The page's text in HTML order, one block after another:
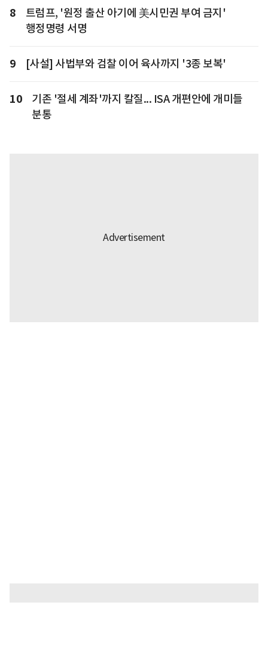
8
트럼프, '원정 출산 아기에 美시민권 부여 금지'
행정명령 서명
9 [사설] 사법부와 검찰 이어 육사까지 '3종 보복'
10
기존 '절세 계좌'까지 칼질... ISA 개편안에 개미들
분통